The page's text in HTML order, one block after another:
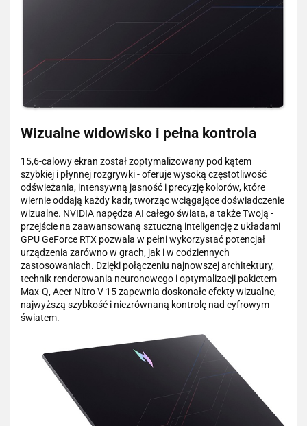
Wizualne widowisko i pełna kontrola
15,6-calowy ekran został zoptymalizowany pod kątem
szybkiej i płynnej rozgrywki - oferuje wysoką częstotliwość
odświeżania, intensywną jasność i precyzję kolorów, które
wiernie oddają każdy kadr, tworząc wciągające doświadczenie
wizualne. NVIDIA napędza AI całego świata, a także Twoją -
przejście na zaawansowaną sztuczną inteligencję z układami
GPU GeForce RTX pozwala w pełni wykorzystać potencjał
urządzenia zarówno w grach, jak i w codziennych
zastosowaniach. Dzięki połączeniu najnowszej architektury,
technik renderowania neuronowego i optymalizacji pakietem
Max-Q, Acer Nitro V 15 zapewnia doskonałe efekty wizualne,
najwyższą szybkość i niezrównaną kontrolę nad cyfrowym
światem.